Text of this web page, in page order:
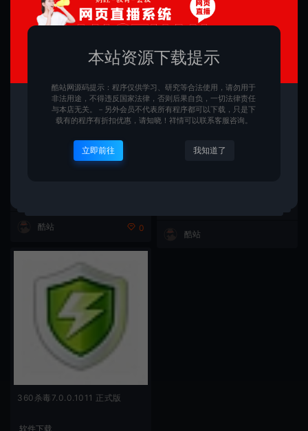
免费源码
单系统股外汇直播聊天室带聊天
服务端支持万人在线
技术文档
kaikai
最新仿映客花椒直播的梦蝶直播
酷站 0
酷站
360杀毒7.0.0.1011 正式版
软件下载
本站资源下载提示
酷站网源码提示：程序仅供学习、研究等合法使用，请勿用于
非法用途，不得违反国家法律，否则后果自负，一切法律责任
与本店无关。－另外会员不代表所有程序都可以下载，只是下
载有的程序有折扣优惠，请知晓！祥情可以联系客服咨询。
立即前往 我知道了